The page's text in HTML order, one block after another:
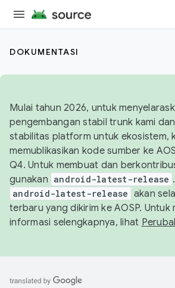
DOKUMENTASI
Mulai tahun 2026, untuk
pengembangan stabil trunk kami
stabilitas platform untuk ekosistem,
memublikasikan kode sumber ke
Q4. Untuk membuat dan
gunakan android-latest-release
android-latest-release akan
terbaru yang dikirim ke AOSP. Untuk
informasi selengkapnya, lihat